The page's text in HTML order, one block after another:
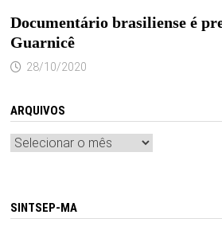
Documentário brasiliense é
Guarnicê
28/10/2020
ARQUIVOS
Arquivos
SINTSEP-MA